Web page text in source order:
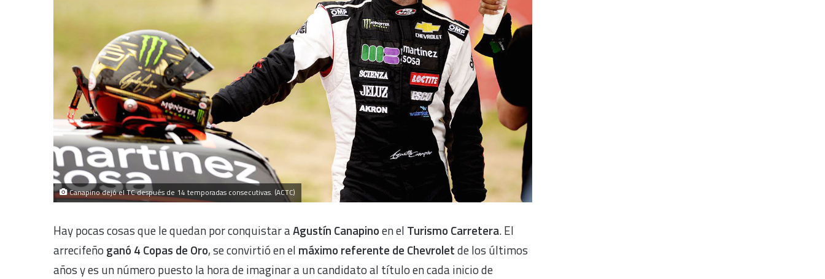
Canapino dejó el TC después de 14 temporadas consecutivas. (ACTC)
Hay pocas cosas que le quedan por conquistar aAgustín Canapinoen el Turismo Carretera. El
arrecifeño ganó 4 Copas de Oro, se convirtió en el máximo referente de Chevroletde los últimos
años y es un número puesto la hora de imaginar a un candidato al título en cada inicio de